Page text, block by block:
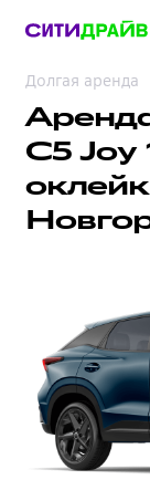
Долгая аренда
C5 Joy